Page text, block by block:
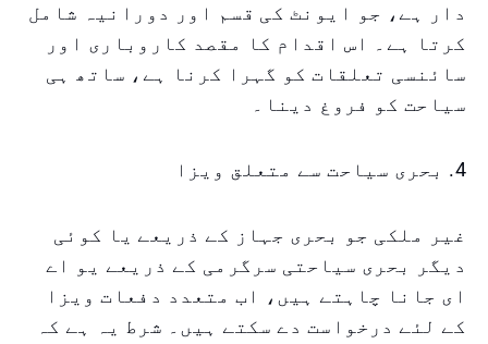
دار ہے، جو ایونٹ کی قسم اور دورانیہ شامل
کرتا ہے۔ اس اقدام کا مقصد کاروباری اور
سائنسی تعلقات کو گہرا کرنا ہے، ساتھ ہی
سیاحت کو فروغ دینا۔
4. بحری سیاحت سے متعلق ویزا
غیر ملکی جو بحری جہاز کے ذریعے یا کوئی
دیگر بحری سیاحتی سرگرمی کے ذریعے یو اے
ای جانا چاہتے ہیں، اب متعدد دفعات ویزا
کے لئے درخواست دے سکتے ہیں۔ شرط یہ ہے کہ